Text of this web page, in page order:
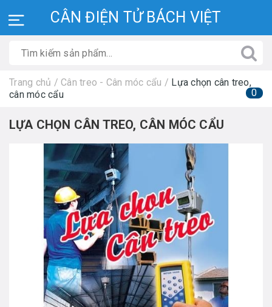
CÂN ĐIỆN TỬ BÁCH VIỆT
0
Trang chủ / Cân treo - Cân móc cẩu / Lựa chọn cân treo,
cân móc cẩu
LỰA CHỌN CÂN TREO, CÂN MÓC CẨU